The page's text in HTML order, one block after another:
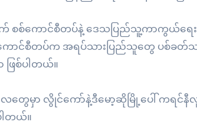
က် စစ်ကောင်စီတပ်နဲ့ ဒေသပြည်သူ့ကာကွယ်ရ
ောင်စီတပ်က အရပ်သားပြည်သူတွေ ပစ်ခတ်
ြစ်ပါတယ်။
လတွေမှာ လွိုင်ကော်နဲ့ဒီမော့ဆိုမြို့ပေါ် ကရင်
တယ်။